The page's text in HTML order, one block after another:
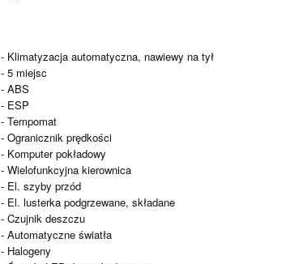
- Klimatyzacja automatyczna, nawiewy na tył
- 5 miejsc
- ABS
- ESP
- Tempomat
- Ogranicznik prędkości
- Komputer pokładowy
- Wielofunkcyjna kierownica
- El. szyby przód
- El. lusterka podgrzewane, składane
- Czujnik deszczu
- Automatyczne światła
- Halogeny